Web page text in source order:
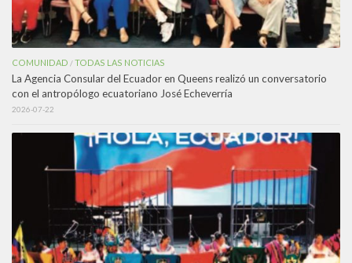
COMUNIDAD /TODAS LAS NOTICIAS
La Agencia Consular del Ecuador en Queens realizó un conversatorio
con el antropólogo ecuatoriano José Echeverría
2026-07-22